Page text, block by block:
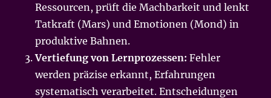
Ressourcen, prüft die Machbarkeit und lenkt
Tatkraft (Mars) und Emotionen (Mond) in
produktive Bahnen.
Vertiefung von Lernprozessen: Fehler
werden präzise erkannt, Erfahrungen
systematisch verarbeitet. Entscheidungen